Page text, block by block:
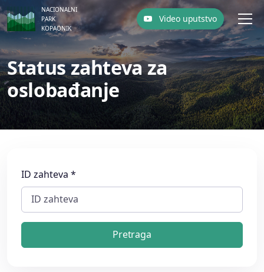
NACIONALNI
PARK
KOPAONIK
Video uputstvo
Status zahteva za
oslobađanje
ID zahteva *
Pretraga